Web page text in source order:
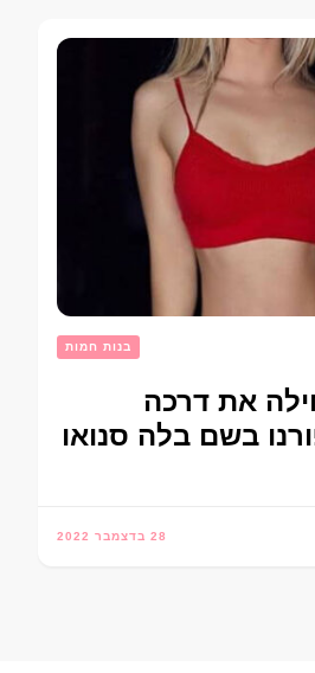
בנות חמות
את דרכה
בשם בלה סנואו
28 בדצמבר 2022